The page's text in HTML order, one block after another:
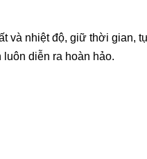
và nhiệt độ, giữ thời gian,
diễn ra hoàn hảo.